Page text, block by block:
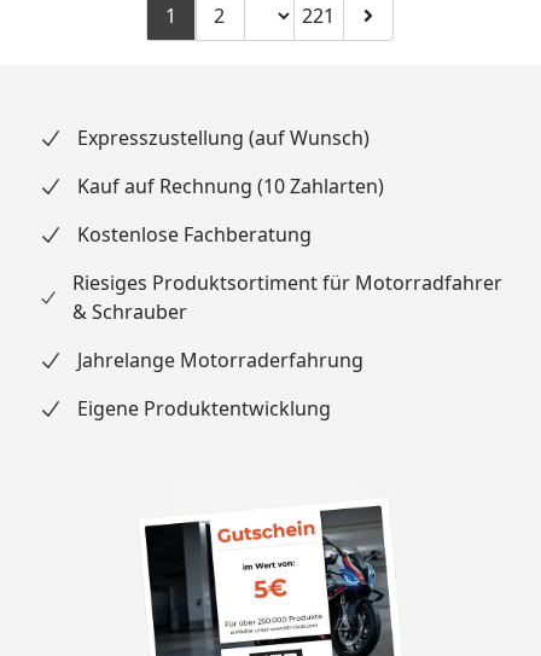
1 Zu Seite 2
2 Seitenzahl ändern
Zu Seite 221
221 Zur nächsten Seite
Expresszustellung (auf Wunsch)
Kauf auf Rechnung (10 Zahlarten)
Kostenlose Fachberatung
Riesiges Produktsortiment für Motorradfahrer
& Schrauber
Jahrelange Motorraderfahrung
Eigene Produktentwicklung